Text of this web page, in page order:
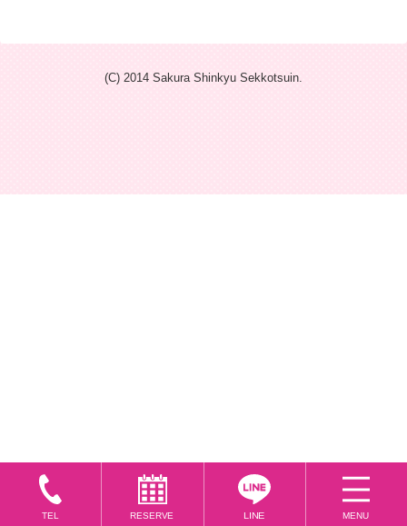
TEL RESERVE LINE MENU
(C) 2014 Sakura Shinkyu Sekkotsuin.